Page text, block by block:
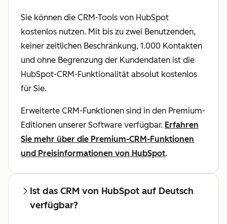
Sie können die CRM-Tools von HubSpot
kostenlos nutzen. Mit bis zu zwei Benutzenden,
keiner zeitlichen Beschränkung, 1.000 Kontakten
und ohne Begrenzung der Kundendaten ist die
HubSpot-CRM-Funktionalität absolut kostenlos
für Sie.
Erweiterte CRM-Funktionen sind in den Premium-
Editionen unserer Software verfügbar. Erfahren
Sie mehr über die Premium-CRM-Funktionen
und Preisinformationen von HubSpot.
Ist das CRM von HubSpot auf Deutsch
verfügbar?